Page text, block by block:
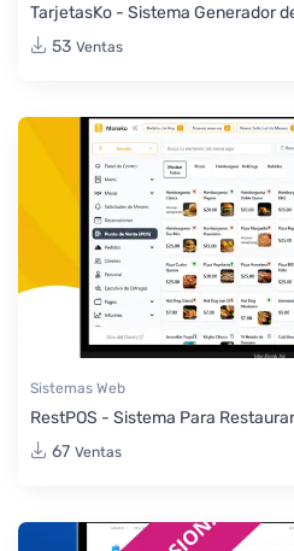
TarjetasKo - Sistema Generador
53 Ventas
Sistemas Web
RestPOS - Sistema Para
67 Ventas